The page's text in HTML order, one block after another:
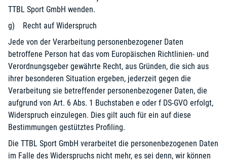
TTBL Sport GmbH wenden.
g) Recht auf Widerspruch
Jede von der Verarbeitung personenbezogener Daten
betroffene Person hat das vom Europäischen Richtlinien- und
Verordnungsgeber gewährte Recht, aus Gründen, die sich aus
ihrer besonderen Situation ergeben, jederzeit gegen die
Verarbeitung sie betreffender personenbezogener Daten, die
aufgrund von Art. 6 Abs. 1 Buchstaben e oder f DS-GVO erfolgt,
Widerspruch einzulegen. Dies gilt auch für ein auf diese
Bestimmungen gestütztes Profiling.
Die TTBL Sport GmbH verarbeitet die personenbezogenen Daten
im Falle des Widerspruchs nicht mehr, es sei denn, wir können